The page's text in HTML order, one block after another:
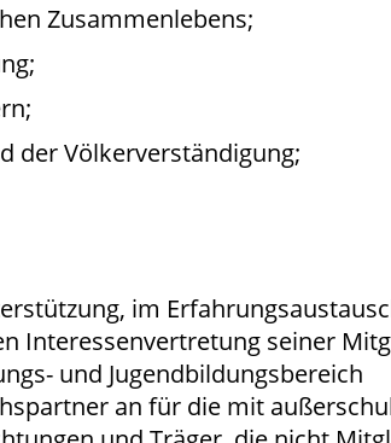
Zusammenlebens;
der Völkerverständigung;
im
Interessenvertretung seiner
und Jugendbildungsbereich
an für die mit